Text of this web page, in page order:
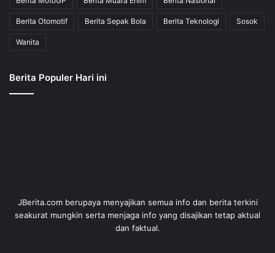
Berita Otomotif Berita Sepak Bola Berita Teknologi Sosok
Wanita
Berita Populer Hari ini
JBerita.com berupaya menyajikan semua info dan berita terkini
seakurat mungkin serta menjaga info yang disajikan tetap aktual
dan faktual.